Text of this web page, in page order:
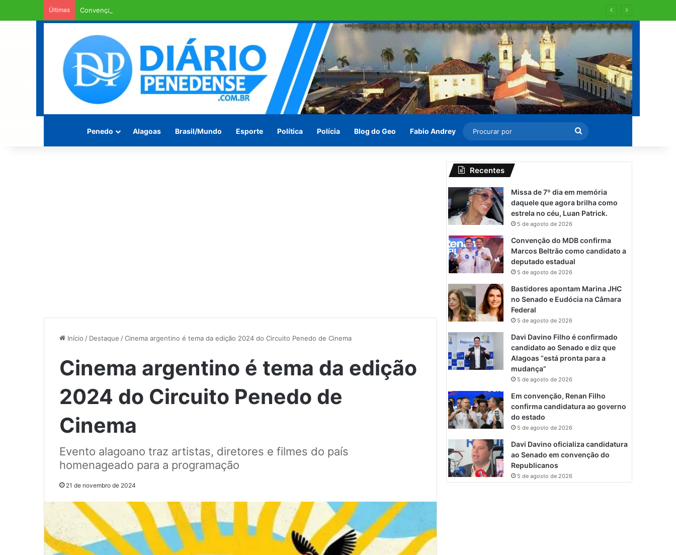
Últimas Convenção do MDB confirma Marcos Beltrão como candidato a deputado estadual
Penedo Alagoas Brasil/Mundo Esporte Política Polícia Blog do Geo Fabio Andrey
Procurar
por
Início / Destaque /Cinema argentino é tema da edição 2024 do Circuito Penedo de Cinema
Cinema argentino é tema da edição
2024 do Circuito Penedo de
Cinema
Evento alagoano traz artistas, diretores e filmes do país
homenageado para a programação
21 de novembro de 2024
Recentes
Missa de 7º dia em memória
daquele que agora brilha como
estrela no céu, Luan Patrick.
5 de agosto de 2026
Convenção do MDB confirma
Marcos Beltrão como candidato a
deputado estadual
5 de agosto de 2026
Bastidores apontam Marina JHC
no Senado e Eudócia na Câmara
Federal
5 de agosto de 2026
Davi Davino Filho é confirmado
candidato ao Senado e diz que
Alagoas “está pronta para a
mudança”
5 de agosto de 2026
Em convenção, Renan Filho
confirma candidatura ao governo
do estado
5 de agosto de 2026
Davi Davino oficializa candidatura
ao Senado em convenção do
Republicanos
5 de agosto de 2026